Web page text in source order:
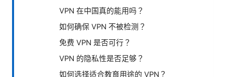
VPN 在中国真的能用吗？
如何确保 VPN 不被检测？
免费 VPN 是否可行？
VPN 的隐私性是否足够？
如何选择适合教育用途的 VPN？